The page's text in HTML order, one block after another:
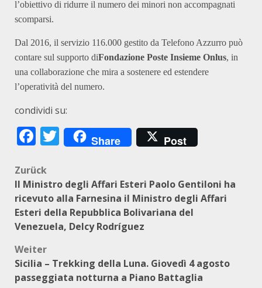
l’obiettivo di ridurre il numero dei minori non accompagnati
scomparsi.
Dal 2016, il servizio 116.000 gestito da Telefono Azzurro può
contare sul supporto diFondazione Poste Insieme Onlus, in
una collaborazione che mira a sostenere ed estendere
l’operatività del numero.
condividi su:
Facebook
Twitter
Share Post
Beitragsnavigation
Zurück
Il Ministro degli Affari Esteri Paolo Gentiloni ha
ricevuto alla Farnesina il Ministro degli Affari
Esteri della Repubblica Bolivariana del
Venezuela, Delcy Rodríguez
Weiter
Sicilia – Trekking della Luna. Giovedì 4 agosto
passeggiata notturna a Piano Battaglia